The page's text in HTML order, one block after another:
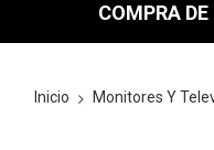
COMPRA
Inicio Monitores Y